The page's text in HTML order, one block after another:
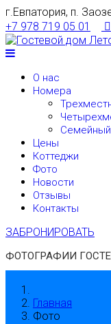
г.Евпатория, п.
+7 978 719 05 01
О нас
Номера
Семейный
Цены
Коттеджи
Фото
Новости
Отзывы
Контакты
ЗАБРОНИРОВАТЬ
ФОТОГРАФИИ
Главная
Фото